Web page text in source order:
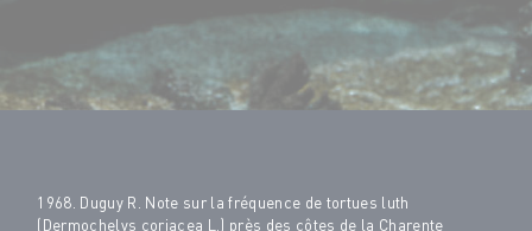
1968. Duguy R. Note sur la fréquence de tortues luth
(Dermochelys coriacea L.) près des côtes de la Charente